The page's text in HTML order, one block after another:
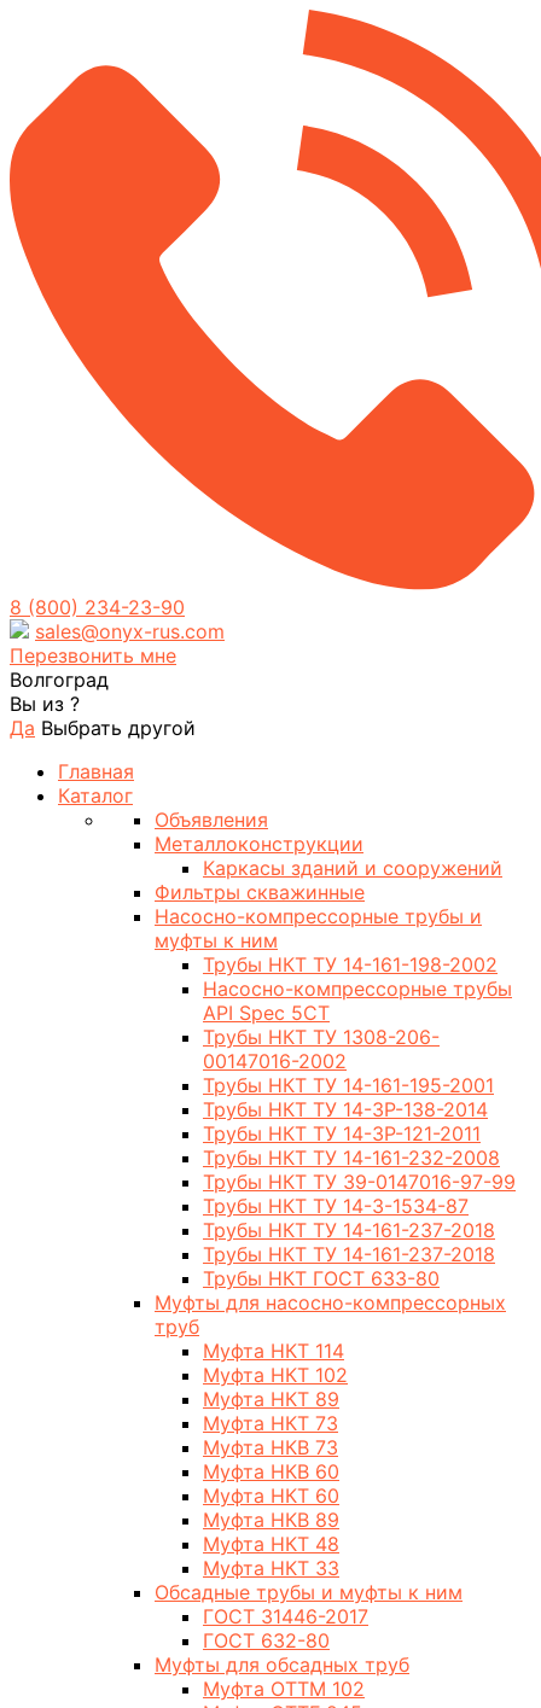
8 (800) 234-23-90
sales@onyx-rus.com
Перезвонить мне
Волгоград
Вы из ?
Да Выбрать другой
Главная
Каталог
Объявления
Металлоконструкции
Каркасы зданий и сооружений
Фильтры скважинные
Насосно-компрессорные трубы и
муфты к ним
Трубы НКТ ТУ 14-161-198-2002
Насосно-компрессорные трубы
API Spec 5CT
Трубы НКТ ТУ 1308-206-
00147016-2002
Трубы НКТ ТУ 14-161-195-2001
Трубы НКТ ТУ 14-3Р-138-2014
Трубы НКТ ТУ 14-3Р-121-2011
Трубы НКТ ТУ 14-161-232-2008
Трубы НКТ ТУ 39-0147016-97-99
Трубы НКТ ТУ 14-3-1534-87
Трубы НКТ ТУ 14-161-237-2018
Трубы НКТ ТУ 14-161-237-2018
Трубы НКТ ГОСТ 633-80
Муфты для насосно-компрессорных
труб
Муфта НКТ 114
Муфта НКТ 102
Муфта НКТ 89
Муфта НКТ 73
Муфта НКВ 73
Муфта НКВ 60
Муфта НКТ 60
Муфта НКВ 89
Муфта НКТ 48
Муфта НКТ 33
Обсадные трубы и муфты к ним
ГОСТ 31446-2017
ГОСТ 632-80
Муфты для обсадных труб
Муфта ОТТМ 102